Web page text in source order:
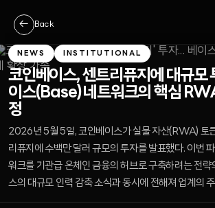
← Back
NEWS INSTITUTIONAL
코인베이스, 센트리퓨지에 대규모
이스(Base) 네트워크의 핵심
정
2026년 5월 5일, 코인베이스가 실물 자산(RWA) 토
리퓨지에 수백만 달러 규모의 투자를 발표했다. 이번
워크를 기관급 온체인 금융의 허브로 구축하려는 전략
스의 대규모 인력 감축 소식과 동시에 전해져 업계의